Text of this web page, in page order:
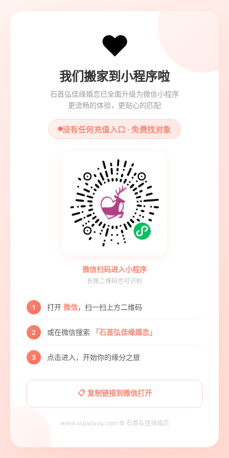
❤️
我们搬家到小程序啦
石首弘佳缘婚恋已全面升级为微信小程序
更流畅的体验，更贴心的匹配
没有任何充值入口 · 免费找对象
微信扫码进入小程序
长按二维码也可识别
1 打开 微信，扫一扫上方二维码
2 或在微信搜索 「石首弘佳缘婚恋」
3 点击进入，开始你的缘分之旅
📋 复制链接到微信打开
www.ssjiaoyou.com © 石首弘佳缘婚恋